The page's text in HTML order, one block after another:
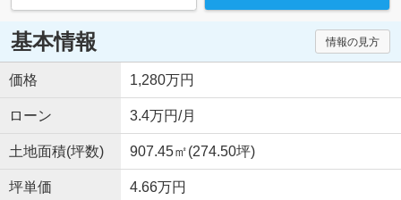
基本情報 情報の見方
価格 1,280万円
ローン 3.4万円/月
土地面積(坪数) 907.45㎡(274.50坪)
坪単価 4.66万円